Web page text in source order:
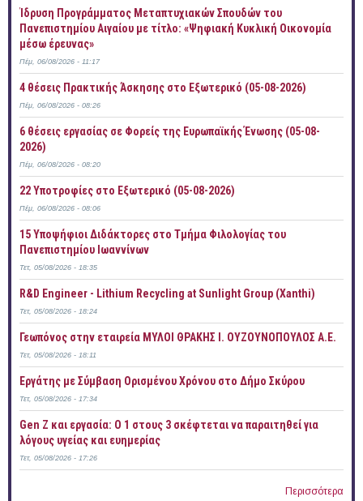
Ίδρυση Προγράμματος Μεταπτυχιακών Σπουδών του
Πανεπιστημίου Αιγαίου με τίτλο: «Ψηφιακή Κυκλική Οικονομία
μέσω έρευνας»
Πέμ, 06/08/2026 - 11:17
4 θέσεις Πρακτικής Άσκησης στο Εξωτερικό (05-08-2026)
Πέμ, 06/08/2026 - 08:26
6 θέσεις εργασίας σε Φορείς της Ευρωπαϊκής Ένωσης (05-08-
2026)
Πέμ, 06/08/2026 - 08:20
22 Υποτροφίες στο Εξωτερικό (05-08-2026)
Πέμ, 06/08/2026 - 08:06
15 Υποψήφιοι Διδάκτορες στο Τμήμα Φιλολογίας του
Πανεπιστημίου Ιωαννίνων
Τετ, 05/08/2026 - 18:35
R&D Engineer - Lithium Recycling at Sunlight Group (Xanthi)
Τετ, 05/08/2026 - 18:24
Γεωπόνος στην εταιρεία ΜΥΛΟΙ ΘΡΑΚΗΣ Ι. ΟΥΖΟΥΝΟΠΟΥΛΟΣ Α.Ε.
Τετ, 05/08/2026 - 18:11
Εργάτης με Σύμβαση Ορισμένου Χρόνου στο Δήμο Σκύρου
Τετ, 05/08/2026 - 17:34
Gen Z και εργασία: Ο 1 στους 3 σκέφτεται να παραιτηθεί για
λόγους υγείας και ευημερίας
Τετ, 05/08/2026 - 17:26
Περισσότερα